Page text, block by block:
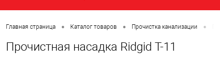
Главная страница • Каталог товаров • Прочистка канализации •
Прочистная насадка Ridgid T-11